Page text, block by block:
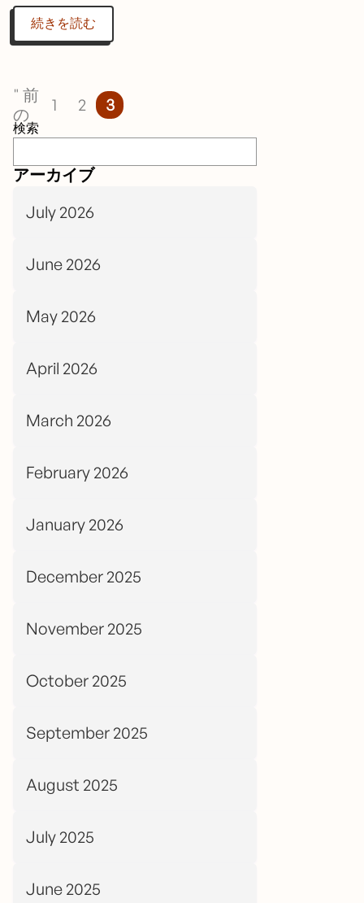
検索
アーカイブ
July 2026
June 2026
May 2026
April 2026
March 2026
February 2026
January 2026
December 2025
November 2025
October 2025
September 2025
August 2025
July 2025
June 2025
続きを読む
" 前
の
1 2 3